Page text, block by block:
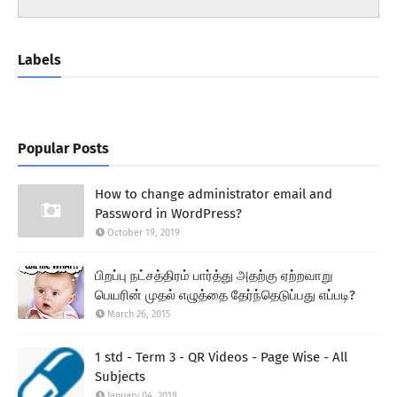
Labels
Popular Posts
How to change administrator email and
Password in WordPress?
October 19, 2019
பிறப்பு நட்சத்திரம் பார்த்து அதற்கு ஏற்றவாறு
பெயரின் முதல் எழுத்தை தேர்ந்தெடுப்பது எப்படி?
March 26, 2015
1 std - Term 3 - QR Videos - Page Wise - All
Subjects